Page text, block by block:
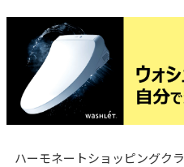
ハーモネートショッピングク